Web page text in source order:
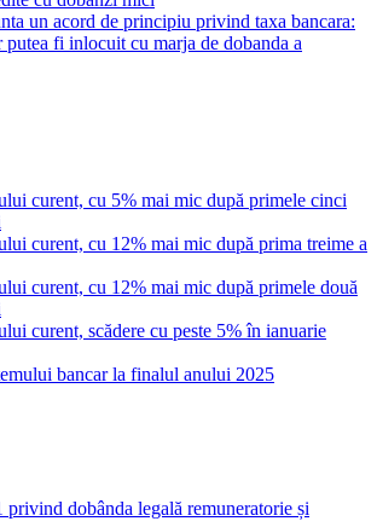
un acord de principiu privind taxa bancara:
fi inlocuit cu marja de dobanda a
curent, cu 5% mai mic după primele cinci
curent, cu 12% mai mic după prima treime a
curent, cu 12% mai mic după primele două
curent, scădere cu peste 5% în ianuarie
bancar la finalul anului 2025
dobânda legală remuneratorie și